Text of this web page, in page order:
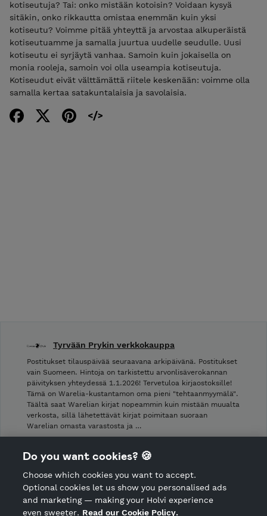
kotiseutuja? Tai: onko mistään kotoisin? Voidaan kysyä
sitäkin, onko rikkautta omistaa enemmän kuin yksi
kotiseutu? Voimme pitää yhteyttä ja arvostaa alkuperäistä
kotiseutuamme ja samalla juurtua uudelle seudulle. Uusi
kotiseutu ei syrjäytä vanhaa. Samoin kuin jokaisella on
monia rooleja, samoin voi olla useampia kotiseutuja.
Kotiseudut eivät välttämättä riitele keskenään: voimme olla
samalla kertaa satakuntalaisia ja savolaisia.
Tyrvään Prykin verkkokauppa
Postitukset tilauspäivää seuraavana arkipäivänä. Postitukset
vain Suomeen. Hintoja on tarkistettu arvonlisäverokannan
päivityksen yhteydessä 1.1.2026! Tervetuloa kirjaostoksille!
Tämä on Warelia-kustantamon oma pieni "tehtaanmyymälä".
Täältä saat Warelian kirjat nopeammin kuin mistään muualta
verkosta, sillä lähetettävät kirjat poimitaan suoraan
Warelian omasta varastosta ja …
Shop privacy policy
CANCEL ORDER
Do you want cookies? 🍪
Choose which cookies you want to accept.
Optional cookies let us show you personalised ads
and marketing — making your Holvi experience
even sweeter. Read our Cookie Policy.